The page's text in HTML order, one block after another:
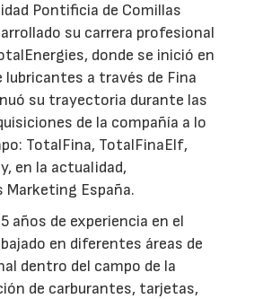
Pontificia de Comillas
su carrera profesional
donde se inició en
lubricantes a través de Fina
su trayectoria durante las
de la compañía a lo
TotalFina, TotalFinaElf,
en la actualidad,
Marketing España.
años de experiencia en el
en diferentes áreas de
dentro del campo de la
de carburantes, tarjetas,